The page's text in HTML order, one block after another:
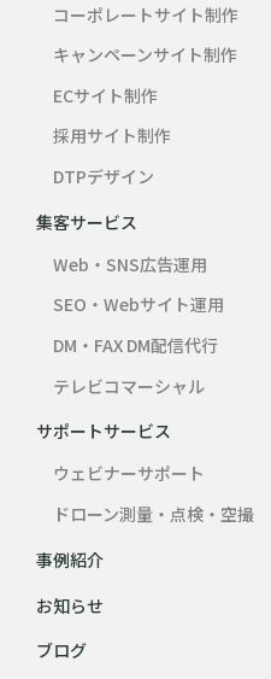
コーポレートサイト制作
キャンペーンサイト制作
ECサイト制作
採用サイト制作
DTPデザイン
集客サービス
Web・SNS広告運用
SEO・Webサイト運用
DM・FAX DM配信代行
テレビコマーシャル
サポートサービス
ウェビナーサポート
ドローン測量・点検・空撮
事例紹介
お知らせ
ブログ